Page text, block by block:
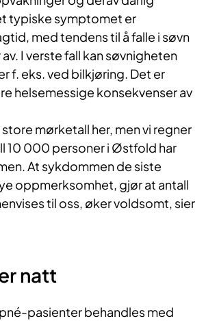
typiske symptomet er
med tendens til å falle i søvn
I verste fall kan søvnigheten
f. eks. ved bilkjøring. Det er
helsemessige konsekvenser av
mørketall her, men vi regner
10 000 personer i Østfold har
At sykdommen de siste
oppmerksomhet, gjør at antall
til oss, øker voldsomt, sier
natt
pasienter behandles med